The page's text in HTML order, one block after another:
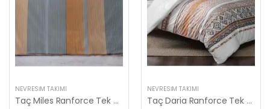
NEVRESIM TAKIMI
Taç Miles Ranforce Tek Kişilik Nevresim Takımı Turuncu
NEVRESIM TAKIMI
Taç Daria Ranforce Tek Kişilik Nevresim Takımı Taba